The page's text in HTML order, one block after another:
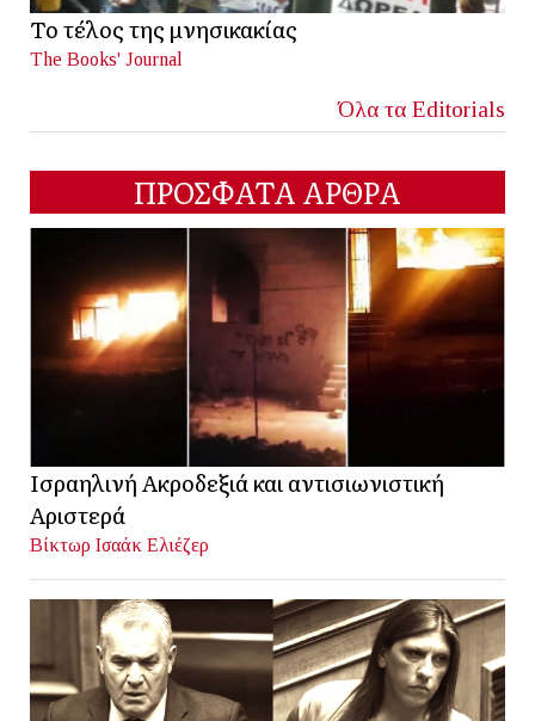
Το τέλος της μνησικακίας
The Books' Journal
Όλα τα Editorials
ΠΡΟΣΦΑΤΑ ΑΡΘΡΑ
Ισραηλινή Ακροδεξιά και αντισιωνιστική
Αριστερά
Βίκτωρ Ισαάκ Ελιέζερ